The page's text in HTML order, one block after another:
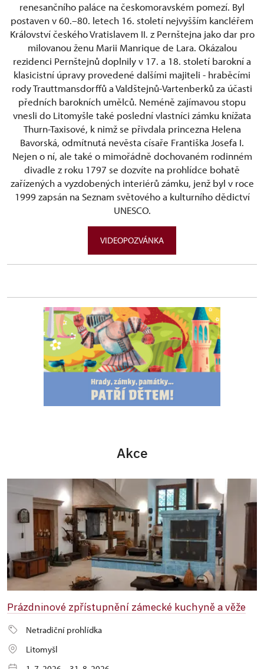
renesančního paláce na českomoravském pomezí. Byl
postaven v 60.–80. letech 16. století nejvyšším kancléřem
Království českého Vratislavem II. z Pernštejna jako dar pro
milovanou ženu Marii Manrique de Lara. Okázalou
rezidenci Pernštejnů doplnily v 17. a 18. století barokní a
klasicistní úpravy provedené dalšími majiteli - hraběcími
rody Trauttmansdorffů a Valdštejnů-Vartenberků za účasti
předních barokních umělců. Neméně zajímavou stopu
vnesli do Litomyšle také poslední vlastníci zámku knížata
Thurn-Taxisové, k nimž se přivdala princezna Helena
Bavorská, odmítnutá nevěsta císaře Františka Josefa I.
Nejen o ní, ale také o mimořádně dochovaném rodinném
divadle z roku 1797 se dozvíte na prohlídce bohatě
zařízených a vyzdobených interiérů zámku, jenž byl v roce
1999 zapsán na Seznam světového a kulturního dědictví
UNESCO.
VIDEOPOZVÁNKA
Akce
Prázdninové zpřístupnění zámecké kuchyně a věže
Netradiční prohlídka
Litomyšl